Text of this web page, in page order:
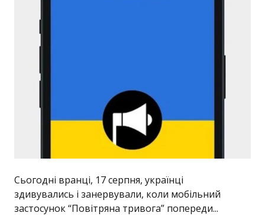
Сьогодні вранці, 17 серпня, українці
здивувались і занервували, коли мобільний
застосунок “Повітряна тривога” попереди...